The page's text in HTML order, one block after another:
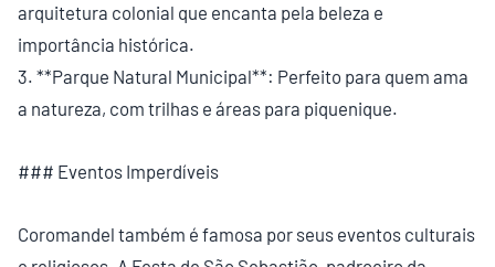
arquitetura colonial que encanta pela beleza e
importância histórica.
3. **Parque Natural Municipal**: Perfeito para quem ama
a natureza, com trilhas e áreas para piquenique.
### Eventos Imperdíveis
Coromandel também é famosa por seus eventos culturais